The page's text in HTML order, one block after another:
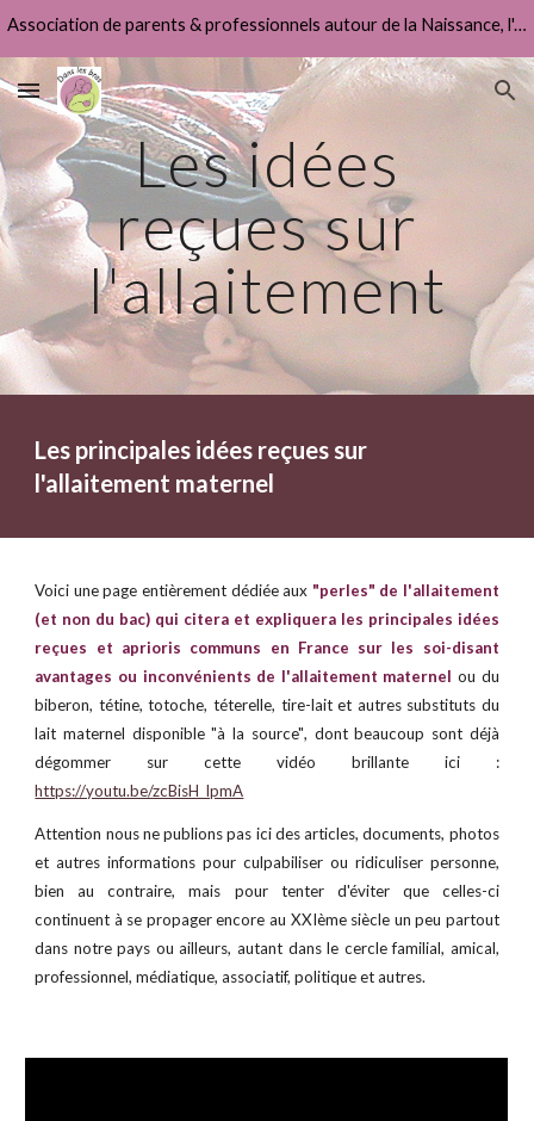
Association de parents & professionnels autour de la Naissance, l'Allaitement & la Fonction Parentale
Les idées
reçues sur
l'allaitement
Les principales idées reçues sur
l'allaitement maternel
Voici une page entièrement dédiée aux "perles" de l'allaitement
(et non du bac) qui citera et expliquera les principales idées
reçues et aprioris communs en France sur les soi-disant
avantages ou inconvénients de l'allaitement maternel ou du
biberon, tétine, totoche, téterelle, tire-lait et autres substituts du
lait maternel disponible "à la source", dont beaucoup sont déjà
dégommer sur cette vidéo brillante ici :
https://youtu.be/zcBisH_IpmA
Attention nous ne publions pas ici des articles, documents, photos
et autres informations pour culpabiliser ou ridiculiser personne,
bien au contraire, mais pour tenter d'éviter que celles-ci
continuent à se propager encore au XXIème siècle un peu partout
dans notre pays ou ailleurs, autant dans le cercle familial, amical,
professionnel, médiatique, associatif, politique et autres.